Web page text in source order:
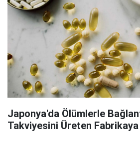
Japonya'da Ölümlerle
Takviyesini Üreten